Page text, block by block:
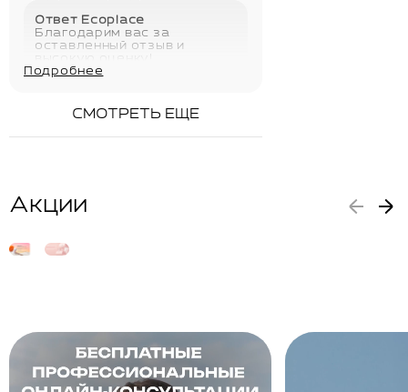
Ответ Ecoplace
Благодарим вас за
оставленный отзыв и
28.05.2026
Подробнее
СМОТРЕТЬ ЕЩЕ
Акции